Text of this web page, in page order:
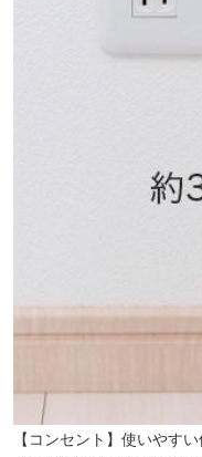
【コンセント】使いやす